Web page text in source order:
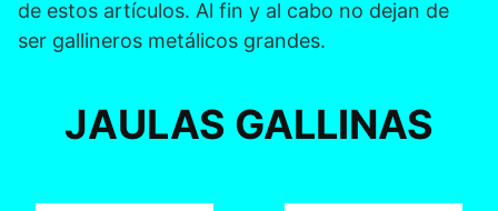
de estos artículos. Al fin y al cabo no dejan de
ser gallineros metálicos grandes.
JAULAS GALLINAS